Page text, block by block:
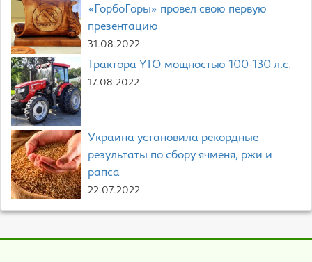
«ГорбоГоры» провел свою первую
презентацию
31.08.2022
Трактора YTO мощностью 100-130 л.с.
17.08.2022
Украина установила рекордные
результаты по сбору ячменя, ржи и
рапса
22.07.2022